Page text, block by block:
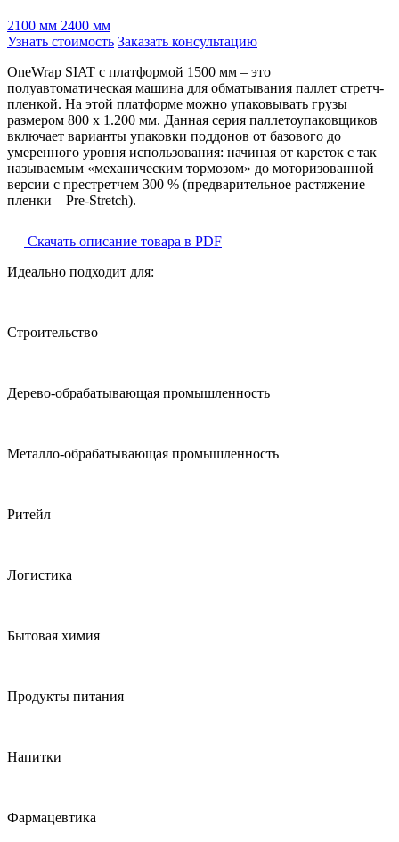
2100 мм 2400 мм
Узнать стоимость Заказать консультацию
OneWrap SIAT с платформой 1500 мм – это
полуавтоматическая машина для обматывания паллет стретч-
пленкой. На этой платформе можно упаковывать грузы
размером 800 x 1.200 мм. Данная серия паллетоупаковщиков
включает варианты упаковки поддонов от базового до
умеренного уровня использования: начиная от кареток с так
называемым «механическим тормозом» до моторизованной
версии с престретчем 300 % (предварительное растяжение
пленки – Pre-Stretch).
Скачать описание товара в PDF
Идеально подходит для:
Строительство
Дерево-обрабатывающая промышленность
Металло-обрабатывающая промышленность
Ритейл
Логистика
Бытовая химия
Продукты питания
Напитки
Фармацевтика